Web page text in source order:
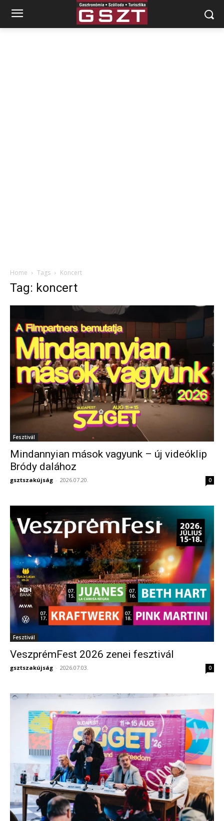
Home Tags Koncert
Tag: koncert
Fesztivál
Mindannyian mások vagyunk – új videóklip
Bródy dalához
gsztszakújság - 2026.07.20. 0
Fesztivál
VeszprémFest 2026 zenei fesztivál
gsztszakújság - 2026.07.03. 0